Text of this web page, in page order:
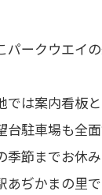
ークウエイの
は案内看板
駐車場も全
節までお休
ぢかまの里